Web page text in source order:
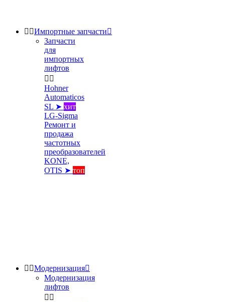
 Импортные запчасти
Запчасти
для
импортных
лифтов
 
Hohner
Automaticos
SL ➤ хит
LG-Sigma
Ремонт и
продажа
частотных
преобразователей
KONE,
OTIS ➤ топ
 Модернизация
Модернизация
лифтов
 